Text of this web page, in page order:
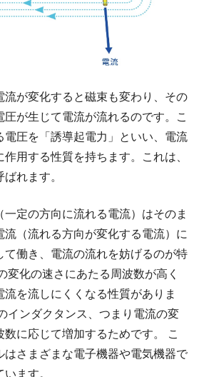
流が変化すると磁束も変わり、その
が生じて電流が流れるのです。こ
電圧を「誘導起電力」といい、電流
用する性質を持ちます。これは、
れます。
一定の方向に流れる電流）はそのま
流（流れる方向が変化する電流）に
て働き、電流の流れを妨げるのが特
変化の速さにあたる周波数が高く
を流しにくくなる性質がありま
インダクタンス、つまり電流の変
に応じて増加するためです。 こ
はさまざまな電子機器や電気機器で
ます。